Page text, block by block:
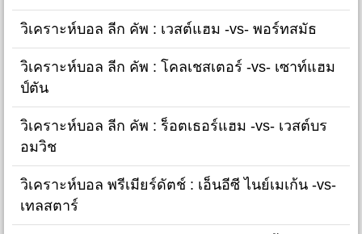
วิเคราะห์บอล ลีก คัพ : เวสต์แฮม -vs- พอร์ทสมัธ
วิเคราะห์บอล ลีก คัพ : โคลเชสเตอร์ -vs- เซาท์แฮม
ป์ตัน
วิเคราะห์บอล ลีก คัพ : ร็อตเธอร์แฮม -vs- เวสต์บร
อมวิช
วิเคราะห์บอล พรีเมียร์ดัตช์ : เอ็นอีซี ไนย์เมเก้น -vs-
เทลสตาร์